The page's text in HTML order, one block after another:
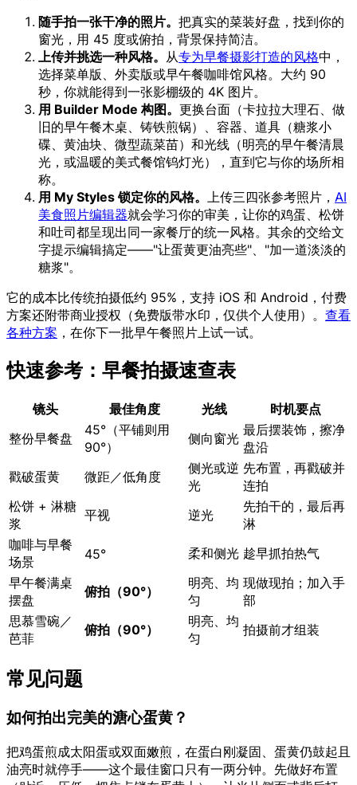
随手拍一张干净的照片。 把真实的菜装好盘，找到你的
窗光，用 45 度或俯拍，背景保持简洁。
上传并挑选一种风格。 从专为早餐摄影打造的风格中，
选择菜单版、外卖版或早午餐咖啡馆风格。大约 90
秒，你就能得到一张影棚级的 4K 图片。
用 Builder Mode 构图。 更换台面（卡拉拉大理石、做
旧的早午餐木桌、铸铁煎锅）、容器、道具（糖浆小
碟、黄油块、微型蔬菜苗）和光线（明亮的早午餐清晨
光，或温暖的美式餐馆钨灯光），直到它与你的场所相
称。
用 My Styles 锁定你的风格。
上传三四张参考照片， AI
美食照片编辑器就会学习你的审美，让你的鸡蛋、松饼
和吐司都呈现出同一家餐厅的统一风格。其余的交给文
字提示编辑搞定——"让蛋黄更油亮些"、"加一道淡淡的
糖浆"。
它的成本比传统拍摄低约 95%，支持 iOS 和 Android，付费
方案还附带商业授权（免费版带水印，仅供个人使用）。 查看
各种方案 ，在你下一批早午餐照片上试一试。
快速参考：早餐拍摄速查表
镜头 最佳角度 光线
时机要点
整份早餐盘
45°（平铺则用
90°）
侧向窗光
最后摆装饰，擦净
盘沿
戳破蛋黄
微距／低角度
侧光或逆
光
先布置，再戳破并
连拍
松饼 + 淋糖
浆
平视 逆光
先拍干的，最后再
淋
咖啡与早餐
场景
45° 柔和侧光 趁早抓拍热气
早午餐满桌
摆盘
俯拍（90°）
明亮、均
匀
现做现拍；加入手
部
思慕雪碗／
芭菲
俯拍（90°）
明亮、均
匀
拍摄前才组装
常见问题
如何拍出完美的溏心蛋黄？
把鸡蛋煎成太阳蛋或双面嫩煎，在蛋白刚凝固、蛋黄仍鼓起且
油亮时就停手——这个最佳窗口只有一两分钟。先做好布置